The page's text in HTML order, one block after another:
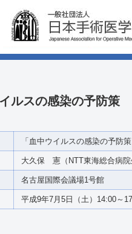
ルスの感染の予防策
「血中ウイルスの感染の予防策
大久保 憲（NTT東海総合病院
名古屋国際会議場1号館
平成9年7月5日（土）14:00～